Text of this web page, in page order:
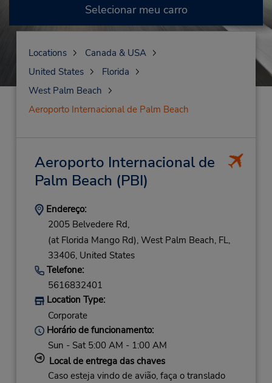
Selecionar meu carro
Locations
Canada & USA
United States
Florida
West Palm Beach
Aeroporto Internacional de Palm Beach
Aeroporto Internacional de
Palm Beach (PBI)
Endereço:
2005 Belvedere Rd,
(at Florida Mango Rd), West Palm Beach, FL,
33406, United States
Telefone:
5616832401
Location Type:
Corporate
Horário de funcionamento:
Sun - Sat 5:00 AM - 1:00 AM
Local de entrega das chaves
Caso esteja vindo de avião, faça o translado